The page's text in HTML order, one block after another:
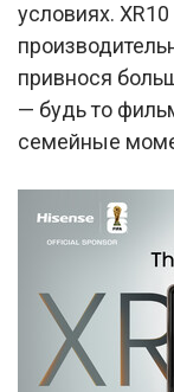
условиях.
привнося
— будь то
семейные